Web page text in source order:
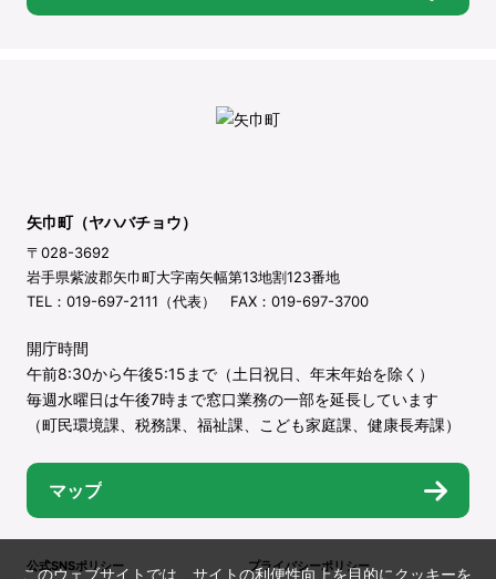
矢巾町（ヤハバチョウ）
〒028-3692
岩手県紫波郡矢巾町大字南矢幅第13地割123番地
TEL：019-697-2111（代表） FAX：019-697-3700
開庁時間
午前8:30から午後5:15まで（土日祝日、年末年始を除く）
毎週水曜日は午後7時まで窓口業務の一部を延長しています
（町民環境課、税務課、福祉課、こども家庭課、健康長寿課）
マップ
公式SNSポリシー プライバシーポリシー
このウェブサイトでは、サイトの利便性向上を目的にクッキーを